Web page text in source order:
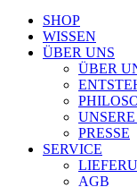
SHOP
WISSEN
ÜBER UNS
ÜBER
PRESSE
SERVICE
AGB